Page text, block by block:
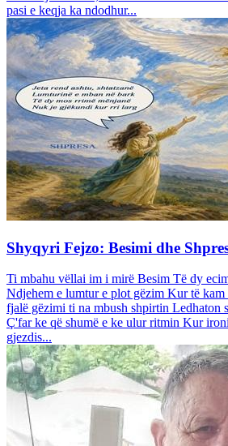
pasi e keqja ka ndodhur...
Shyqyri Fejzo: Besimi dhe
Ti mbahu vëllai im i mirë Besim Të dy
Ndjehem e lumtur e plot gëzim Kur të kam
fjalë gëzimi ti na mbush shpirtin Ledhaton
Ç'far ke që shumë e ke ulur ritmin Kur
gjezdis...